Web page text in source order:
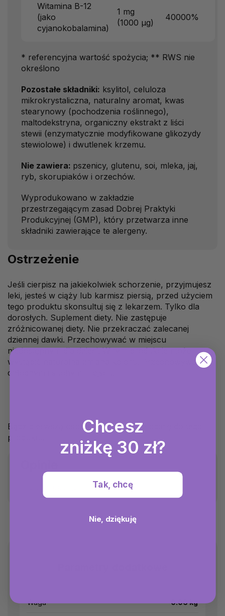
Witamina B-12
(jako
cyjanokobalamina)
1 mg
(1000 µg)
40000%
* referencyjna wartość spożycia; ** RWS nie
określono
Pozostałe składniki: ksylitol, celuloza
mikrokrystaliczna, naturalny aromat, kwas
stearynowy (pochodzenia roślinnego),
maltodekstryna, organiczny ekstrakt z liści
stewii (enzymatycznie modyfikowane glikozydy
stewiolowe) i dwutlenek krzemu.
Nie zawiera: pszenicy, glutenu, soi, mleka, jaj,
ryb, skorupiaków i orzechów.
Wyprodukowano w zakładzie
przestrzegającym zasad Dobrej Praktyki
Produkcyjnej (GMP), który przetwarza inne
składniki zawierające te alergeny.
Ostrzeżenie
Jeśli cierpisz na jakiekolwiek schorzenie, przyjmujesz
leki, jesteś w ciąży lub karmisz piersią, przed użyciem
tego produktu skonsultuj się z lekarzem. Tylko dla
dorosłych. Suplement diety. Nie zastępuje
zróżnicowanej diety. Nie przekraczać zalecanej
dziennej dawki. Przechowywać w miejscu
niedostępnym dla dzieci. W tym produkcie może
wystąpić naturalna zmiana koloru. Przechowywać w
chłodnym i suchym miejscu.
Bądź pierwszą osobą, która napisze opinię do tego
produktu.
Waga 0.06 kg
Chcesz
zniżkę 30 zł?
Tak, chcę
Nie, dziękuję